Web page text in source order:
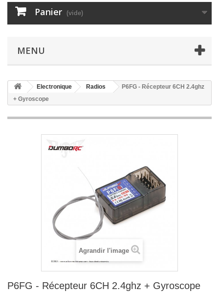
Panier (vide)
MENU
Electronique Radios
P6FG - Récepteur 6CH 2.4ghz
+ Gyroscope
Agrandir l'image
P6FG - Récepteur 6CH 2.4ghz + Gyroscope